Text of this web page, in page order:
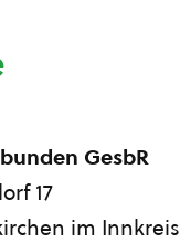
GesbR
17
im Innkreis